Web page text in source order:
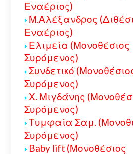
Εναέριος)
Μ.Αλέξανδρος
Εναέριος)
Ελιμεία (Μονοθέσιος
Συρόμενος)
Συνδετικό
Συρόμενος)
Χ. Μιγδάνης
Συρόμενος)
Τυμφαία Σαμ.
Συρόμενος)
Baby lift (Μονοθέσιος